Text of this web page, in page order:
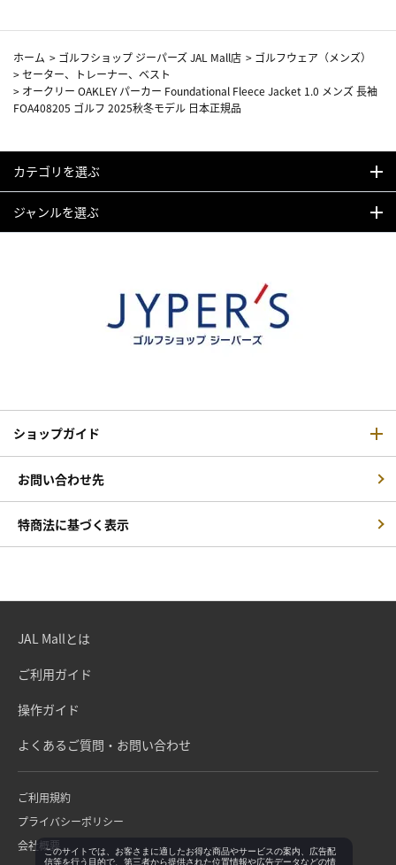
ホーム > ゴルフショップ ジーパーズ JAL Mall店 > ゴルフウェア（メンズ）
>セーター、トレーナー、ベスト
> オークリー OAKLEY パーカー Foundational Fleece Jacket 1.0 メンズ 長袖
FOA408205 ゴルフ 2025秋冬モデル 日本正規品
カテゴリを選ぶ
ジャンルを選ぶ
ショップガイド
お問い合わせ先
特商法に基づく表示
JAL Mallとは
ご利用ガイド
操作ガイド
よくあるご質問・お問い合わせ
ご利用規約
プライバシーポリシー
会社概要このサイトでは、お客さまに適したお得な商品やサービスの案内、広告配
信等を行う目的で、第三者から提供された位置情報や広告データなどの情